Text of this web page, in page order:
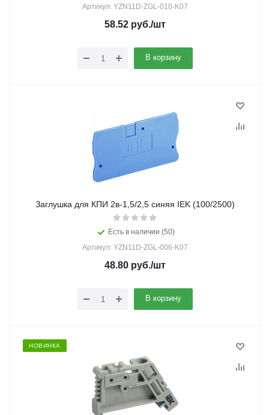
Артикул: YZN11D-ZGL-010-K07
58.52 руб./шт
В корзину
Заглушка для КПИ 2в-1,5/2,5 синяя IEK (100/2500)
Есть в наличии (50)
Артикул: YZN11D-ZGL-006-K07
48.80 руб./шт
В корзину
НОВИНКА